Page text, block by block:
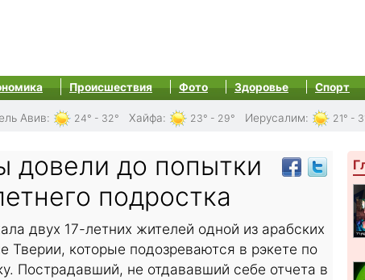
Происшествия Фото Здоровье Спорт
Авив: 24° - 32° Хайфа: 23° - 29° Иерусалим: 21° -
довели до попытки
подростка
двух 17-летних жителей одной из арабских
Тверии, которые подозреваются в рэкете по
Пострадавший, не отдававший себе отчета в